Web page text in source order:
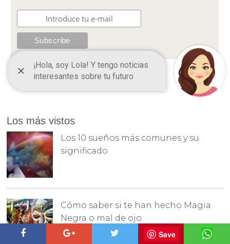
Los más vistos
Los 10 sueños más comunes y su
significado
Cómo saber si te han hecho Magia
Negra o mal de ojo
Save